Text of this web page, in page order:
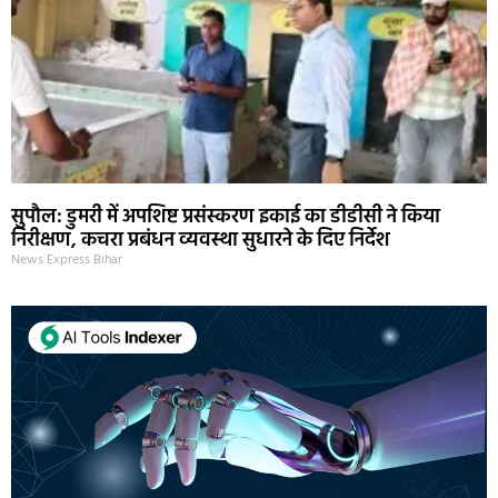
सुपौल: डुमरी में अपशिष्ट प्रसंस्करण इकाई का डीडीसी ने किया
निरीक्षण, कचरा प्रबंधन व्यवस्था सुधारने के दिए निर्देश
News Express Bihar